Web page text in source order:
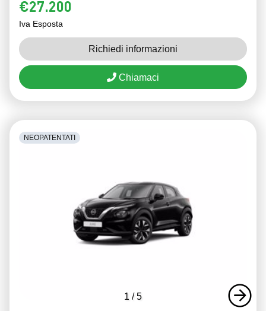
€27.200
Iva Esposta
Richiedi informazioni
Chiamaci
1 /5
NEOPATENTATI